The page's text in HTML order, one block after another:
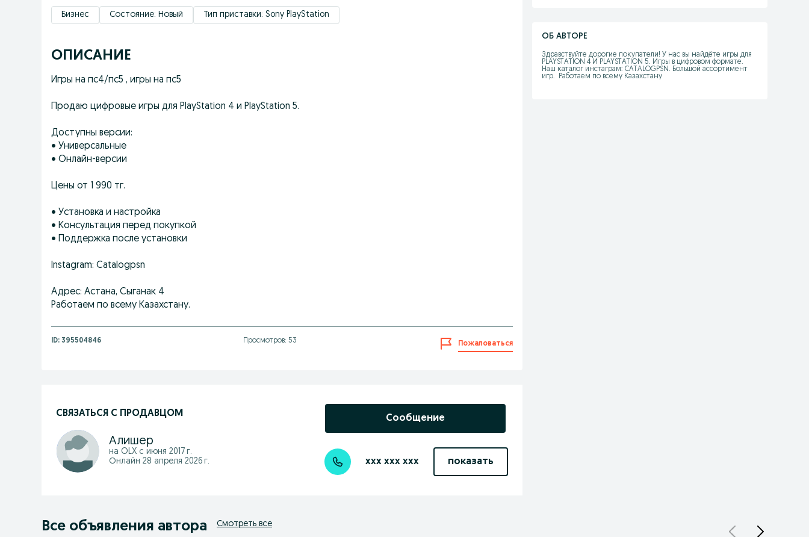
Бизнес Состояние: Новый Тип приставки: Sony PlayStation
ОПИСАНИЕ
Игры на пс4/пс5 , игры на пс5
Продаю цифровые игры для PlayStation 4 и PlayStation 5.
Доступны версии:
• Универсальные
• Онлайн-версии
Цены от 1 990 тг.
• Установка и настройка
• Консультация перед покупкой
• Поддержка после установки
Instagram: Catalogpsn
Адрес: Астана, Сыганак 4
Работаем по всему Казахстану.
ID: 395504846 Просмотров: 53 Пожаловаться
СВЯЗАТЬСЯ С ПРОДАВЦОМ
Алишер
на OLX с июня 2017 г.
Онлайн 28 апреля 2026 г.
Сообщение
xxx xxx xxx показать
ОБ АВТОРЕ
Здравствуйте дорогие покупатели! У нас вы найдёте игры для
PLAYSTATION 4 И PLAYSTATION 5. Игры в цифровом формате.
Наш каталог инстаграм: CATALOGPSN. Большой ассортимент
игр.  Работаем по всему Казахстану
Все объявления автора Смотреть все